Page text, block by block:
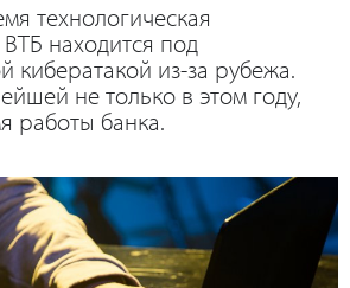
технологическая
находится под
кибератакой из-за рубежа.
не только в этом году,
работы банка.